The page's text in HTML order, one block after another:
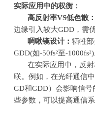
实际应用中的权衡：
高反射率VS低色散：
边缘引入较大GDD ，需
啁啾镜设计：牺牲
GDD(如-50fs²至-1000fs²)
在实际应用中，反
联。例如，在光纤通信
GD和GDD）会影响信
些参数，可以提高通信系